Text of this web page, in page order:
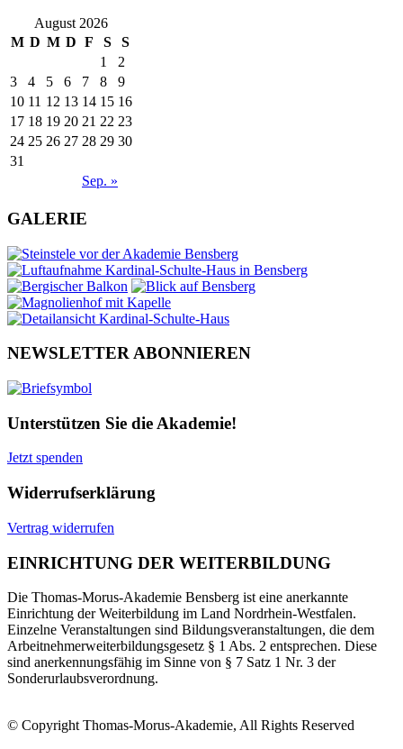
August 2026
M D M D F S S
Sep. »
1
2
3
4 5 6 7 8
9
10 11 12 13 14 15 16
17 18 19 20 21 22 23
24 25 26 27 28 29 30
31
GALERIE
NEWSLETTER ABONNIEREN
Unterstützen Sie die Akademie!
Jetzt spenden
Widerrufserklärung
Vertrag widerrufen
EINRICHTUNG DER WEITERBILDUNG
Die Thomas-Morus-Akademie Bensberg ist eine anerkannte
Einrichtung der Weiterbildung im Land Nordrhein-Westfalen.
Einzelne Veranstaltungen sind Bildungsveranstaltungen, die dem
Arbeitnehmerweiterbildungsgesetz § 1 Abs. 2 entsprechen. Diese
sind anerkennungsfähig im Sinne von § 7 Satz 1 Nr. 3 der
Sonderurlaubsverordnung.
© Copyright Thomas-Morus-Akademie, All Rights Reserved